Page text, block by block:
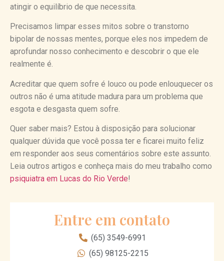
atingir o equilíbrio de que necessita.
Precisamos limpar esses mitos sobre o transtorno
bipolar de nossas mentes, porque eles nos impedem de
aprofundar nosso conhecimento e descobrir o que ele
realmente é.
Acreditar que quem sofre é louco ou pode enlouquecer os
outros não é uma atitude madura para um problema que
esgota e desgasta quem sofre.
Quer saber mais? Estou à disposição para solucionar
qualquer dúvida que você possa ter e ficarei muito feliz
em responder aos seus comentários sobre este assunto.
Leia outros artigos e conheça mais do meu trabalho como
psiquiatra em Lucas do Rio Verde!
Entre em contato
(65) 3549-6991
(65) 98125-2215